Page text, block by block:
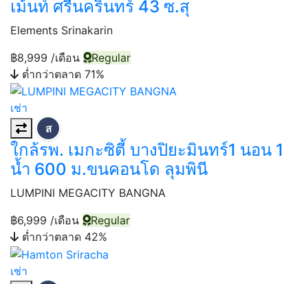
เม้นท์ ศรีนครินทร์ 43 ซ.สุ
Elements Srinakarin
฿8,999 /เดือน
Regular
ต่ำกว่าตลาด 71%
เช่า
ส
ใกล้รพ. เมกะซิตี้ บางปิยะมินทร์1 นอน 1
น้ำ 600 ม.ขนคอนโด ลุมพินี
LUMPINI MEGACITY BANGNA
฿6,999 /เดือน
Regular
ต่ำกว่าตลาด 42%
เช่า